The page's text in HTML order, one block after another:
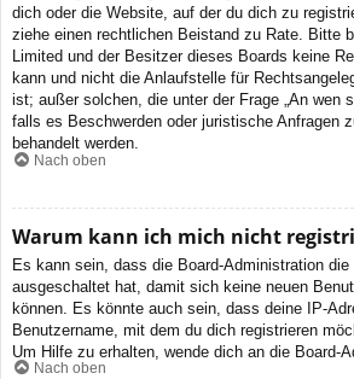
dich oder die Website, auf der du dich zu
ziehe einen rechtlichen Beistand zu Rate. Bitte
Limited und der Besitzer dieses Boards keine
kann und nicht die Anlaufstelle für
ist; außer solchen, die unter der Frage „An wen
falls es Beschwerden oder juristische Anfragen
behandelt werden.
Nach oben
Warum kann ich mich nicht
Es kann sein, dass die Board-Administration
ausgeschaltet hat, damit sich keine neuen
können. Es könnte auch sein, dass deine IP-
Benutzername, mit dem du dich registrieren
Um Hilfe zu erhalten, wende dich an die Board-
Nach oben